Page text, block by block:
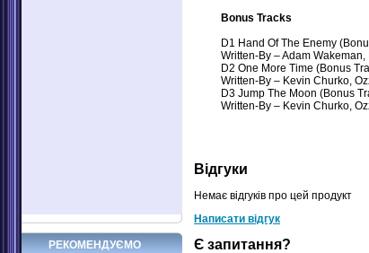
РЕКОМЕНДУЄМО
Bonus Tracks
D1 Hand Of The Enemy
Written-By – Adam
D2 One More Time (Bonus
Written-By – Kevin Churko,
D3 Jump The Moon (Bonus
Written-By – Kevin Churko,
Відгуки
Немає відгуків про цей продукт
Написати відгук
Є запитання?